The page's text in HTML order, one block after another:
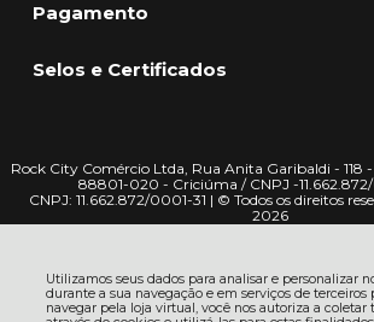
Utilizamos seus dados para analisar e personalizar
durante a sua navegação e em serviços de terceiros
navegar pela loja virtual, você nos autoriza a coletar
Pagamento
Selos e Certificados
Rock City Comércio Ltda, Rua Anita Garibaldi - 118
88801-020 - Criciúma / CNPJ -
CNPJ: 11.662.872/0001-31 | © Todos os direitos
2026